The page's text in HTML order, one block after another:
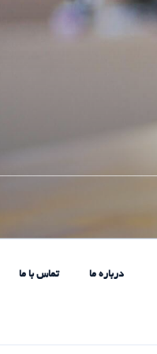
درباره ما تماس با ما